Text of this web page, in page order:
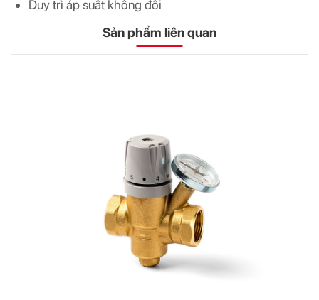
Duy trì áp suất không đổi
Sản phẩm liên quan